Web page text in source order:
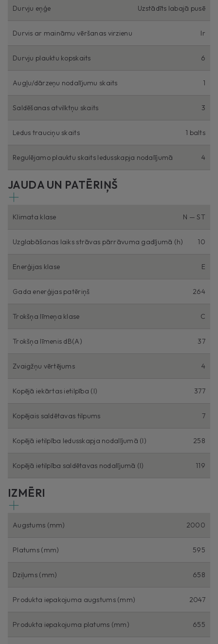
Durvju eņģe Uzstādīts labajā pusē
Durvis ar maināmu vēršanas virzienu Ir
Durvju plauktu kopskaits 6
Augļu/dārzeņu nodalījumu skaits 1
Saldēšanas atvilktņu skaits 3
Ledus trauciņu skaits 1 balts
Regulējamo plauktu skaits ledusskapja nodalījumā 4
JAUDA UN PATĒRIŅŠ
Klimata klase N — ST
Uzglabāšanas laiks strāvas pārrāvuma gadījumā (h) 10
Enerģijas klase E
Gada enerģijas patēriņš 264
Trokšņa līmeņa klase C
Trokšņa līmenis dB(A) 37
Zvaigžņu vērtējums 4
Kopējā iekārtas ietilpība (l) 377
Kopējais saldētavas tilpums 7
Kopējā ietilpība ledusskapja nodalījumā (l) 258
Kopējā ietilpība saldētavas nodalījumā (l) 119
IZMĒRI
Augstums (mm) 2000
Platums (mm) 595
Dziļums (mm) 658
Produkta iepakojuma augstums (mm) 2047
Produkta iepakojuma platums (mm) 655